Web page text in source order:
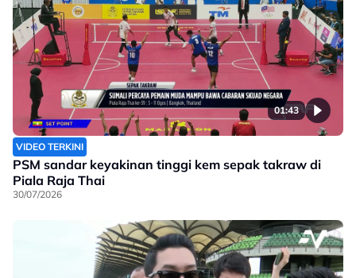
01:43
VIDEO TERKINI
PSM sandar keyakinan tinggi kem sepak takraw di
Piala Raja Thai
30/07/2026